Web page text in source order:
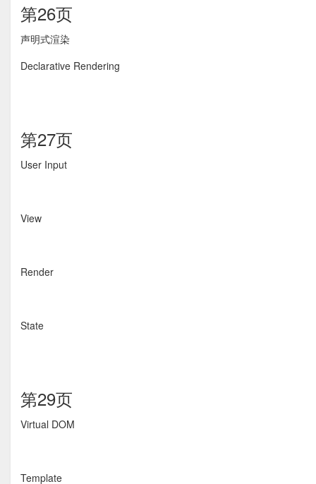
第26页
声明式渲染
Declarative Rendering
第27页
User Input
View
Render
State
第29页
Virtual DOM
Template